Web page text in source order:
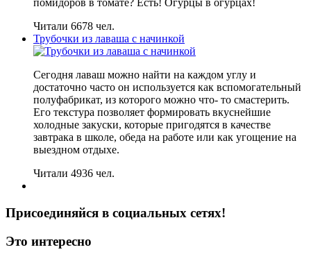
помидоров в томате? Есть! Огурцы в огурцах!
Читали 6678 чел.
Трубочки из лаваша с начинкой
Сегодня лаваш можно найти на каждом углу и
достаточно часто он используется как вспомогательный
полуфабрикат, из которого можно что- то смастерить.
Его текстура позволяет формировать вкуснейшие
холодные закуски, которые пригодятся в качестве
завтрака в школе, обеда на работе или как угощение на
выездном отдыхе.
Читали 4936 чел.
Присоединяйся в социальных сетях!
Это интересно